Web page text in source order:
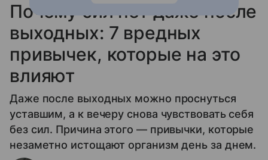
Почему сил нет даже после
выходных: 7 вредных
привычек, которые на это
влияют
Даже после выходных можно проснуться
уставшим, а к вечеру снова чувствовать себя
без сил. Причина этого — привычки, которые
незаметно истощают организм день за днем.